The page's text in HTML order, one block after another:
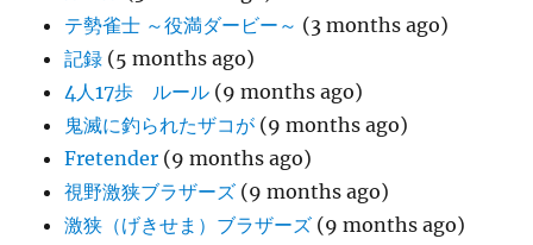
テ勢雀士 ～役満ダービー～ (3 months ago)
記録 (5 months ago)
4人17歩 ルール (9 months ago)
鬼滅に釣られたザコが (9 months ago)
Fretender (9 months ago)
視野激狭ブラザーズ (9 months ago)
激狭（げきせま）ブラザーズ (9 months ago)